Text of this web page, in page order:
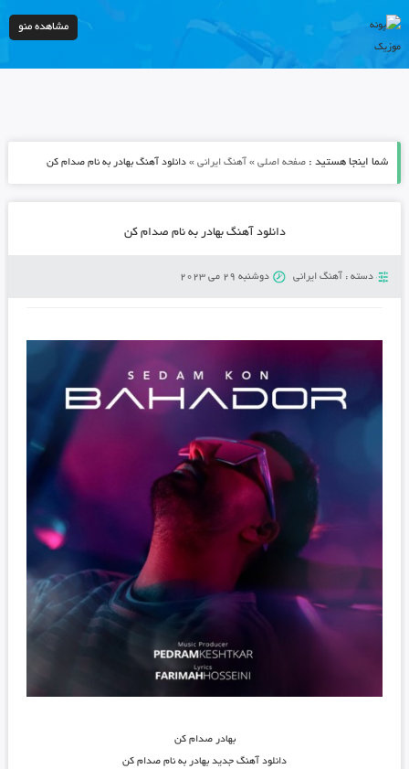
مشاهده منو
شما اینجا هستید : صفحه اصلی» آهنگ ایرانی» دانلود آهنگ بهادر به نام صدام کن
دانلود آهنگ بهادر به نام صدام کن
دسته : آهنگ ایرانی دوشنبه 29 می 2023
بهادر صدام کن
دانلود آهنگ جدید بهادر به نام صدام کن